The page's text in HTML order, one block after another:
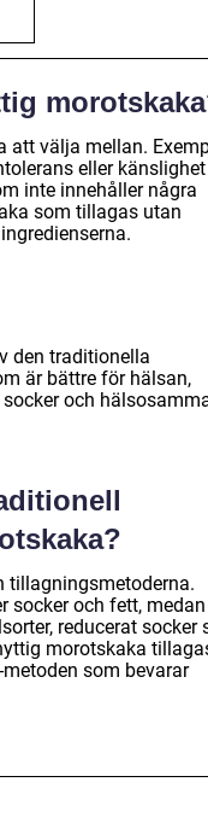
att välja mellan.
eller
inte innehåller några
som tillagas utan
den traditionella
är bättre för hälsan,
och
tillagningsmetoderna.
socker och fett, medan
reducerat socker
morotskaka
som bevarar